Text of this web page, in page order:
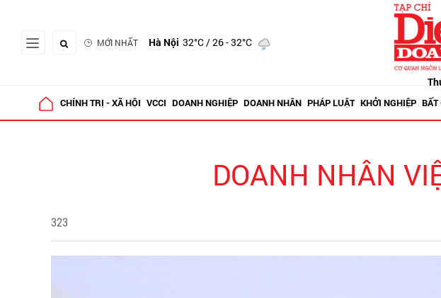
MỚI NHẤT Hà Nội 32°C/ 26 - 32°C
CHÍNH TRỊ - XÃ HỘI VCCI DOANH NGHIỆP DOANH NHÂN PHÁP LUẬT KHỞI NGHIỆP BẤT
DOANH NHÂN
323